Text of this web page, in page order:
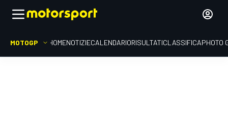
MOTOGP HOMENOTIZIECALENDARIORISULTATICLASSIFICAPHOTO